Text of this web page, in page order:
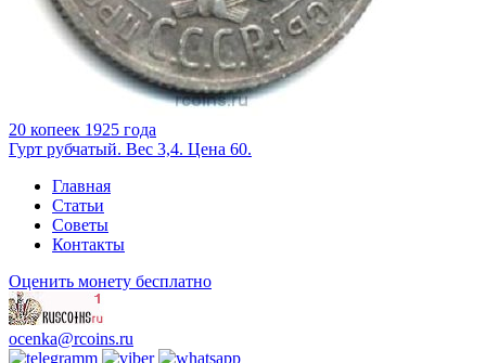
20 копеек 1925 года
Гурт рубчатый. Вес 3,4. Цена 60.
Главная
Статьи
Советы
Контакты
Оценить монету бесплатно
ocenka@rcoins.ru